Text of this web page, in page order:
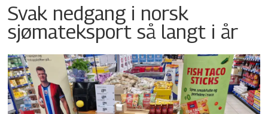
Svak nedgang i norsk
sjømateksport så langt i år